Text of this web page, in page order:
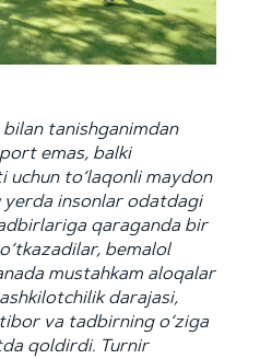
tanishganimdan
emas, balki
to‘laqonli maydon
yerda insonlar odatdagi
qaraganda bir
bemalol
mustahkam aloqalar
darajasi,
va tadbirning o‘ziga
qoldirdi. Turnir